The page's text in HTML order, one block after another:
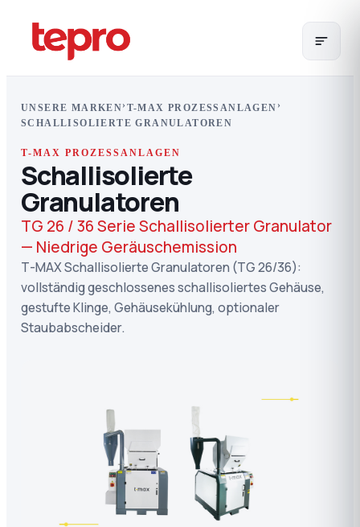
UNSERE MARKEN›T-MAX PROZESSANLAGEN ›
SCHALLISOLIERTE GRANULATOREN
T-MAX PROZESSANLAGEN
Schallisolierte
Granulatoren
TG 26 / 36 Serie Schallisolierter Granulator
— Niedrige Geräuschemission
T-MAX Schallisolierte Granulatoren (TG 26/36):
vollständig geschlossenes schallisoliertes Gehäuse,
gestufte Klinge, Gehäusekühlung, optionaler
Staubabscheider.